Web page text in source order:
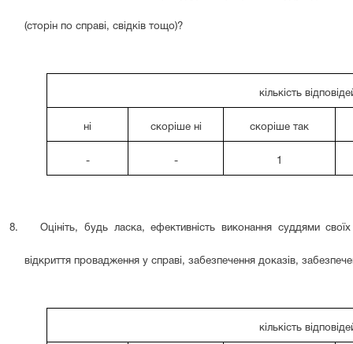
(сторін по справі, свідків тощо)?
кількість
ні скоріше ні скоріше так
- - 1
8. Оцініть, будь ласка, ефективність виконання суддями
відкриття провадження у справі, забезпечення доказів,
кількість